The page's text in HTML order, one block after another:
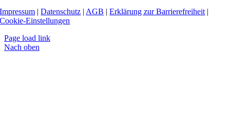
Impressum |Datenschutz | AGB |Erklärung zur Barrierefreiheit |
Cookie-Einstellungen
Page load link
Nach oben